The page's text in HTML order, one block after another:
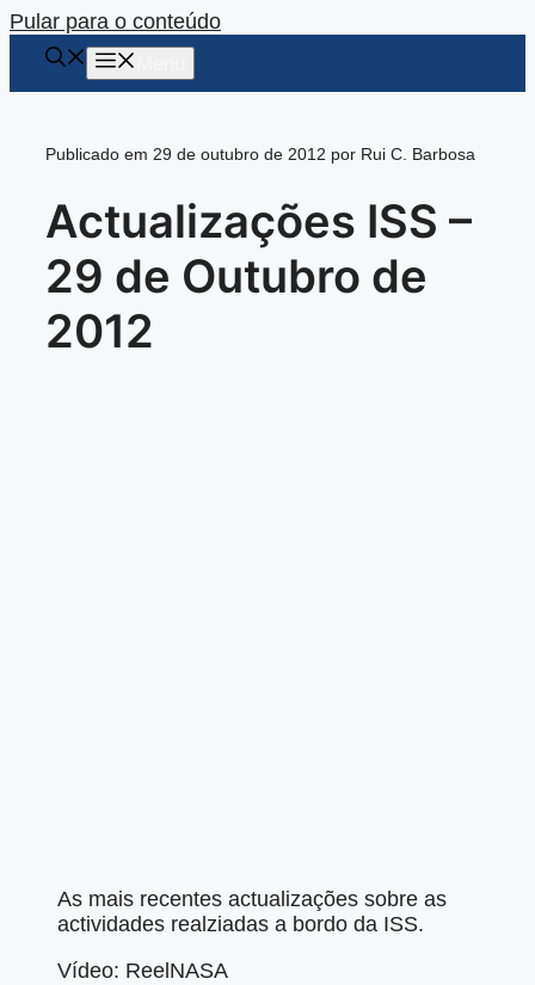
Pular para o conteúdo
Publicado em 29 de outubro de 2012 por Rui C. Barbosa
Actualizações ISS –
29 de Outubro de
2012
As mais recentes actualizações sobre as
actividades realziadas a bordo da ISS.
Vídeo: ReelNASA